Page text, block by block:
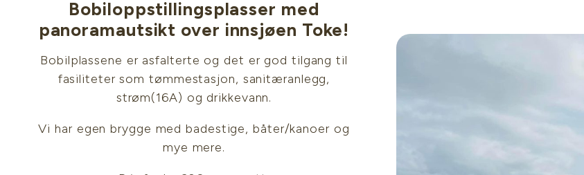
Bobiloppstillingsplasser med
panoramautsikt over innsjøen Toke!
Bobilplassene er asfalterte og det er god tilgang til
fasiliteter som tømmestasjon, sanitæranlegg,
strøm(16A) og drikkevann.
Vi har egen brygge med badestige, båter/kanoer og
mye mere.